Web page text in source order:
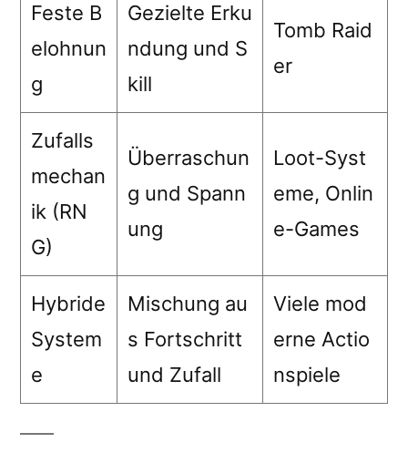
Feste B
elohnun
g
Gezielte Erku
ndung und S
kill
Tomb Raid
er
Zufalls
mechan
ik (RN
G)
Überraschun
g und Spann
ung
Loot-Syst
eme, Onlin
e-Games
Hybride
System
e
Mischung au
s Fortschritt
und Zufall
Viele mod
erne Actio
nspiele